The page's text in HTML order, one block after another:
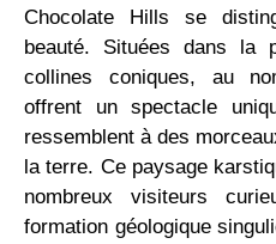
Chocolate Hills se
beauté. Situées dans la
collines coniques, au
offrent un spectacle
ressemblent à des
la terre. Ce paysage
nombreux visiteurs
formation géologique